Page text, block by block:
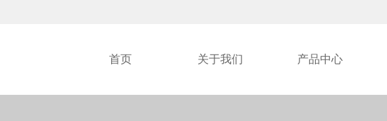
首页 关于我们 产品中心